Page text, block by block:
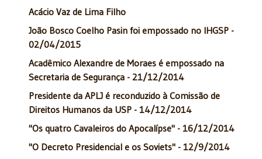
Acácio Vaz de Lima Filho
João Bosco Coelho Pasin foi empossado no IHGSP -
02/04/2015
Acadêmico Alexandre de Moraes é empossado na
Secretaria de Segurança - 21/12/2014
Presidente da APLJ é reconduzido à Comissão de
Direitos Humanos da USP - 14/12/2014
"Os quatro Cavaleiros do Apocalípse" - 16/12/2014
"O Decreto Presidencial e os Soviets" - 12/9/2014